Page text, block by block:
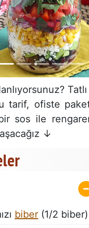
tarif, ofiste
sos ile
↓
biber (1/2 biber)